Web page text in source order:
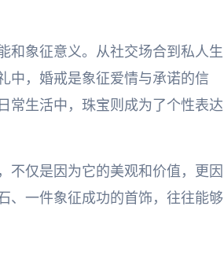
和象征意义。从社交场合到私人生
中，婚戒是象征爱情与承诺的信
常生活中，珠宝则成为了个性表达
不仅是因为它的美观和价值，更因
、一件象征成功的首饰，往往能够